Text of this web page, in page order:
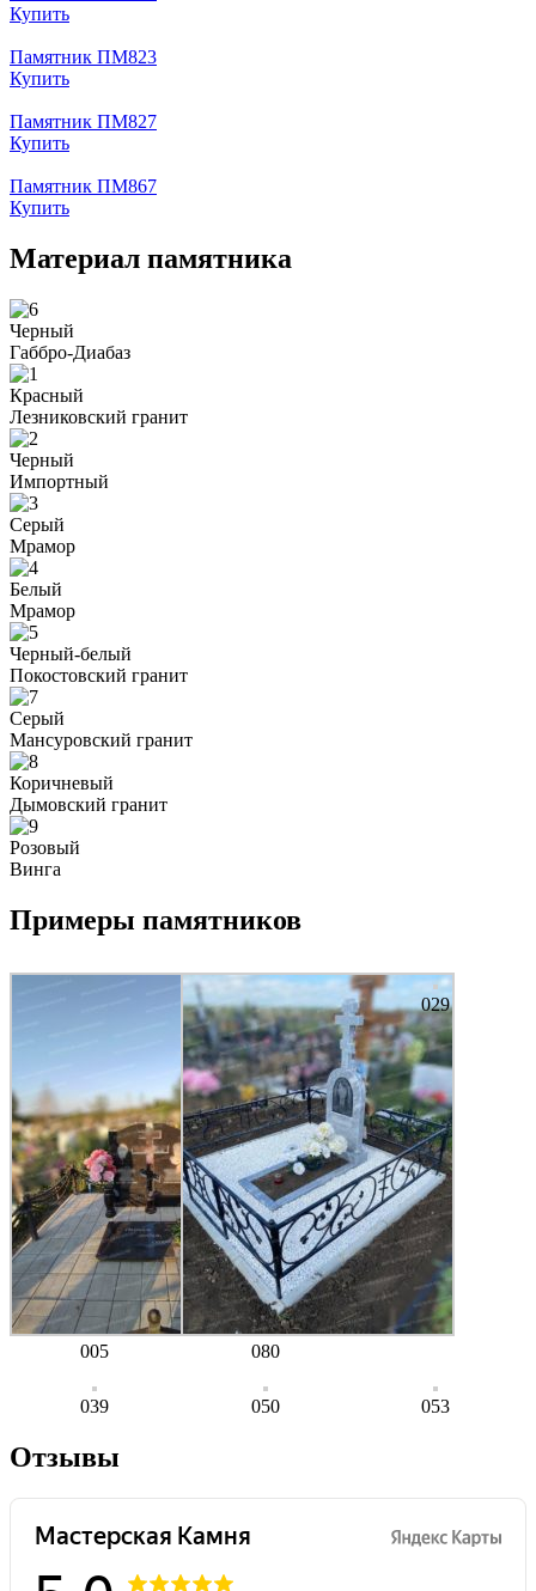
Купить
Памятник ПМ823
Купить
Памятник ПМ827
Купить
Памятник ПМ867
Купить
Материал памятника
Черный
Габбро-Диабаз
Красный
Лезниковский гранит
Черный
Импортный
Серый
Мрамор
Белый
Мрамор
Черный-белый
Покостовский гранит
Серый
Мансуровский гранит
Коричневый
Дымовский гранит
Розовый
Винга
Примеры памятников
005 080
029
039 050 053
Отзывы